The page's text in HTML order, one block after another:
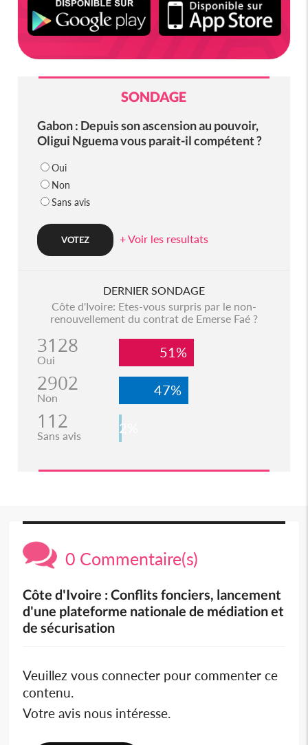
SONDAGE
Gabon : Depuis son ascension au pouvoir,
Oligui Nguema vous parait-il compétent ?
Oui
Non
Sans avis
+ Voir les resultats
DERNIER SONDAGE
Côte d'Ivoire: Etes-vous surpris par le non-
renouvellement du contrat de Emerse Faé ?
3128
Oui 51%
2902
Non 47%
112
Sans avis 2%
0 Commentaire(s)
Côte d'Ivoire : Conflits fonciers, lancement
d'une plateforme nationale de médiation et
de sécurisation
Veuillez vous connecter pour commenter ce
contenu.
Votre avis nous intéresse.